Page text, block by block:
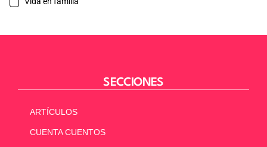
SECCIONES
ARTÍCULOS
CUENTA CUENTOS